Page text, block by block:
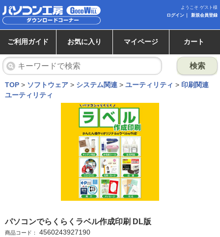
ようこそ ゲスト様
ログイン
新規会員登録
ご利用ガイド お気に入り マイページ カート
検索
TOP > ソフトウェア > システム関連 > ユーティリティ > 印刷関連
ユーティリティ
パソコンでらくらくラベル作成印刷 DL版
商品コード： 4560243927190